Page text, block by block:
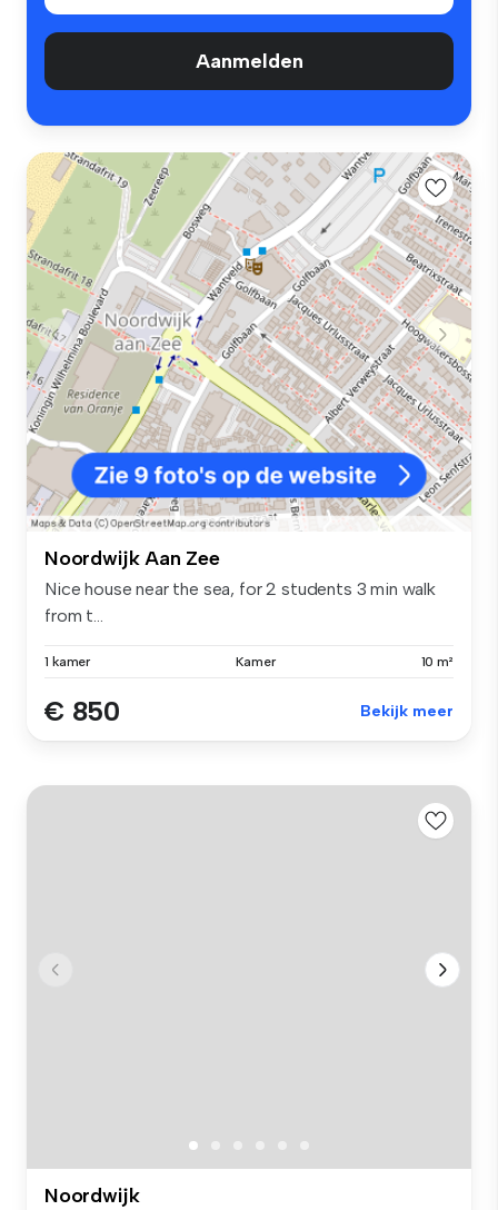
Aanmelden
Noordwijk Aan Zee
Nice house near the sea, for 2 students 3 min walk
from t...
1 kamer Kamer 10 m²
€ 850 Bekijk meer
Noordwijk